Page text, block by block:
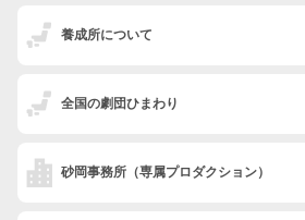
養成所について
全国の劇団ひまわり
砂岡事務所 （専属プロダクション）